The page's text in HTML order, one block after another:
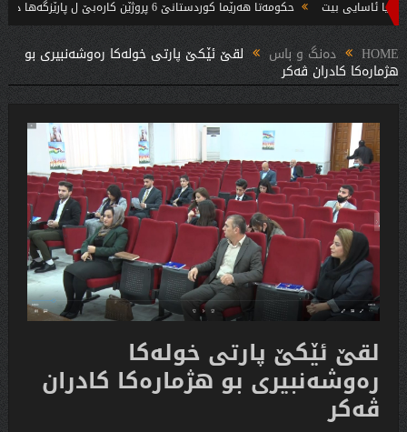
حکومەتا هەرێما کوردستانێ 6 پروژێن کارەبێ ل پارێزگەها دهوکێ هنارتنه‌ قوناغا بجهئینانێ
بریار ده‌رئێخستن
HOME دەنگ و باس لقێ ئێكێ پارتی خولەكا رەوشەنبیری بو
هژمارەكا كادران ڤەكر
لقێ ئێكێ پارتی خولەكا
رەوشەنبیری بو هژمارەكا كادران
ڤەكر